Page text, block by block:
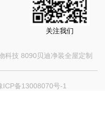
关注我们
科技 8090贝迪净装全屋定制
ICP备13008070号-1